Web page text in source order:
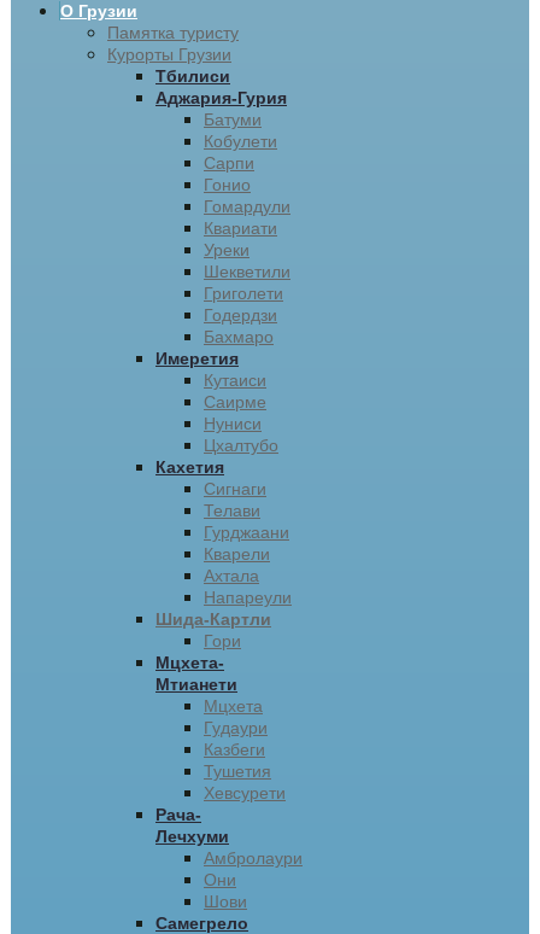
О Грузии
Памятка туристу
Курорты Грузии
Тбилиси
Аджария-Гурия
Батуми
Кобулети
Сарпи
Гонио
Гомардули
Квариати
Уреки
Шекветили
Григолети
Годердзи
Бахмаро
Имеретия
Кутаиси
Саирме
Нуниси
Цхалтубо
Кахетия
Сигнаги
Телави
Гурджаани
Кварели
Ахтала
Напареули
Шида-Картли
Гори
Мцхета-
Мтианети
Мцхета
Гудаури
Казбеги
Тушетия
Хевсурети
Рача-
Лечхуми
Амбролаури
Они
Шови
Самегрело